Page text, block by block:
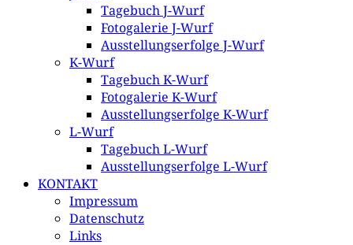
Tagebuch J-Wurf
Fotogalerie J-Wurf
Ausstellungserfolge J-Wurf
K-Wurf
Tagebuch K-Wurf
Fotogalerie K-Wurf
Ausstellungserfolge K-Wurf
L-Wurf
Tagebuch L-Wurf
Ausstellungserfolge L-Wurf
KONTAKT
Impressum
Datenschutz
Links